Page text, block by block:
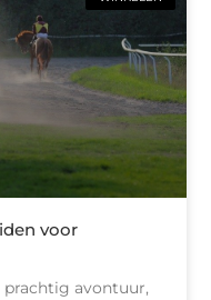
voor
prachtig avontuur,